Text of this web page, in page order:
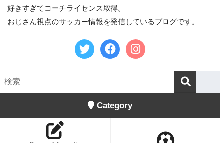
好きすぎてコーチライセンス取得。
おじさん視点のサッカー情報を発信しているブログです。
Category